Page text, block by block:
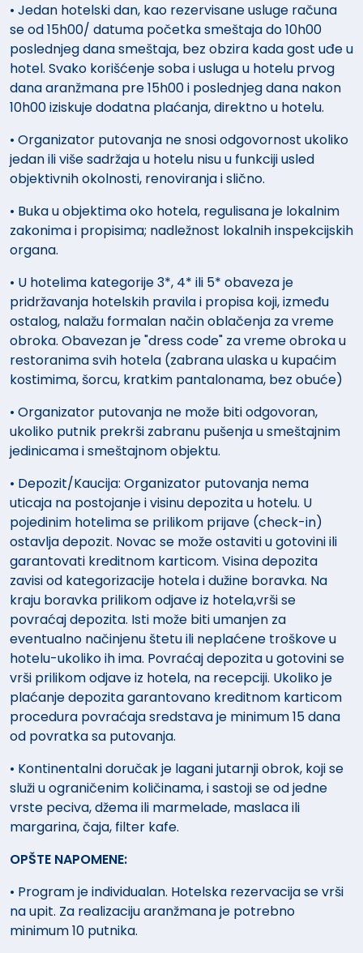
• Jedan hotelski dan, kao rezervisane usluge računa
se od 15h00/ datuma početka smeštaja do 10h00
poslednjeg dana smeštaja, bez obzira kada gost uđe u
hotel. Svako korišćenje soba i usluga u hotelu prvog
dana aranžmana pre 15h00 i poslednjeg dana nakon
10h00 iziskuje dodatna plaćanja, direktno u hotelu.
• Organizator putovanja ne snosi odgovornost ukoliko
jedan ili više sadržaja u hotelu nisu u funkciji usled
objektivnih okolnosti, renoviranja i slično.
• Buka u objektima oko hotela, regulisana je lokalnim
zakonima i propisima; nadležnost lokalnih inspekcijskih
organa.
• U hotelima kategorije 3*, 4* ili 5* obaveza je
pridržavanja hotelskih pravila i propisa koji, između
ostalog, nalažu formalan način oblačenja za vreme
obroka. Obavezan je "dress code" za vreme obroka u
restoranima svih hotela (zabrana ulaska u kupaćim
kostimima, šorcu, kratkim pantalonama, bez obuće)
• Organizator putovanja ne može biti odgovoran,
ukoliko putnik prekrši zabranu pušenja u smeštajnim
jedinicama i smeštajnom objektu.
• Depozit/Kaucija: Organizator putovanja nema
uticaja na postojanje i visinu depozita u hotelu. U
pojedinim hotelima se prilikom prijave (check-in)
ostavlja depozit. Novac se može ostaviti u gotovini ili
garantovati kreditnom karticom. Visina depozita
zavisi od kategorizacije hotela i dužine boravka. Na
kraju boravka prilikom odjave iz hotela,vrši se
povraćaj depozita. Isti može biti umanjen za
eventualno načinjenu štetu ili neplaćene troškove u
hotelu-ukoliko ih ima. Povraćaj depozita u gotovini se
vrši prilikom odjave iz hotela, na recepciji. Ukoliko je
plaćanje depozita garantovano kreditnom karticom
procedura povraćaja sredstava je minimum 15 dana
od povratka sa putovanja.
• Kontinentalni doručak je lagani jutarnji obrok, koji se
služi u ograničenim količinama, i sastoji se od jedne
vrste peciva, džema ili marmelade, maslaca ili
margarina, čaja, filter kafe.
OPŠTE NAPOMENE:
• Program je individualan. Hotelska rezervacija se vrši
na upit. Za realizaciju aranžmana je potrebno
minimum 10 putnika.